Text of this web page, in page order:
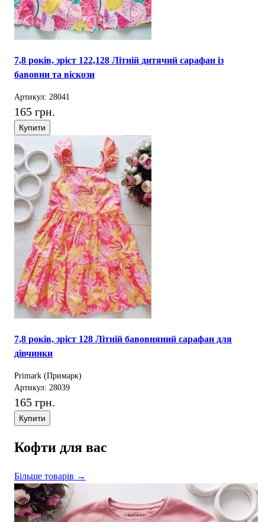
7,8 років, зріст 122,128 Літній дитячий сарафан із
бавовни та віскози
Артикул: 28041
165 грн.
Купити
7,8 років, зріст 128 Літній бавовняний сарафан для
дівчинки
Primark (Примарк)
Артикул: 28039
165 грн.
Купити
Кофти для вас
Більше товарів →